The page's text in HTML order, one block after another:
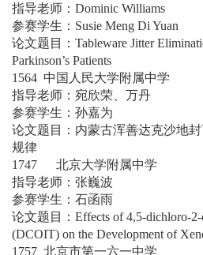
指导老师：Dominic Williams
参赛学生：Susie Meng Di Yuan
论文题目：Tableware Jitter
Parkinson’s Patients
1564 中国人民大学附属中学
指导老师：宛欣荣、万丹
参赛学生：孙嘉为
论文题目：内蒙古浑善达克沙地
规律
1747 北京大学附属中学
指导老师：张巍波
参赛学生：石函雨
论文题目：Effects of 4,5-dichloro-
(DCOIT) on the Development of
1757 北京市第一六一中学